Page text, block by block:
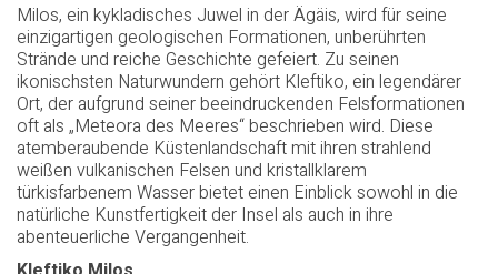
Milos, ein kykladisches Juwel in der Ägäis, wird für seine
einzigartigen geologischen Formationen, unberührten
Strände und reiche Geschichte gefeiert. Zu seinen
ikonischsten Naturwundern gehört Kleftiko, ein legendärer
Ort, der aufgrund seiner beeindruckenden Felsformationen
oft als „Meteora des Meeres“ beschrieben wird. Diese
atemberaubende Küstenlandschaft mit ihren strahlend
weißen vulkanischen Felsen und kristallklarem
türkisfarbenem Wasser bietet einen Einblick sowohl in die
natürliche Kunstfertigkeit der Insel als auch in ihre
abenteuerliche Vergangenheit.